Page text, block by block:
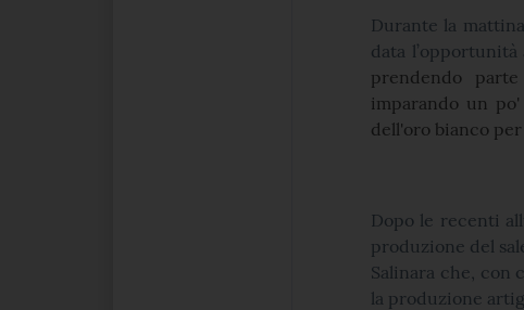
Durante la
data
prendendo
imparando un
dell'oro bianco
Dopo le recenti
produzione del
Salinara che, con
la produzione